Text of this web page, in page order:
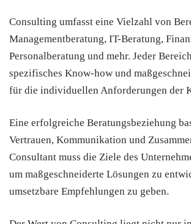
Consulting umfasst eine Vielzahl von
Managementberatung, IT-Beratung,
Personalberatung und mehr. Jeder
spezifisches Know-how und
für die individuellen Anforderungen der
Eine erfolgreiche Beratungsbeziehung
Vertrauen, Kommunikation und
Consultant muss die Ziele des
um maßgeschneiderte Lösungen zu
umsetzbare Empfehlungen zu geben.